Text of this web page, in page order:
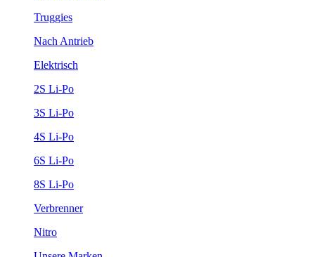
Truggies
Nach Antrieb
Elektrisch
2S Li-Po
3S Li-Po
4S Li-Po
6S Li-Po
8S Li-Po
Verbrenner
Nitro